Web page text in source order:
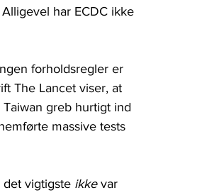
har ECDC ikke
forholdsregler er
The Lancet viser, at
greb hurtigt ind
massive tests
det vigtigste ikke var